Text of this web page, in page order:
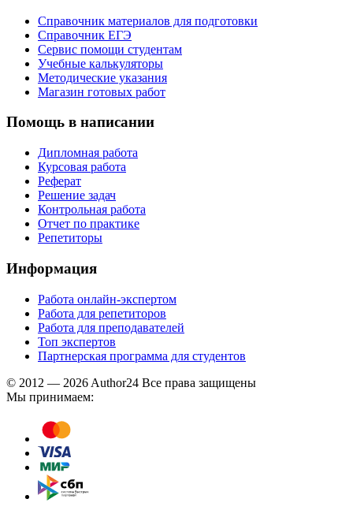
Справочник материалов для подготовки
Справочник ЕГЭ
Сервис помощи студентам
Учебные калькуляторы
Методические указания
Магазин готовых работ
Помощь в написании
Дипломная работа
Курсовая работа
Реферат
Решение задач
Контрольная работа
Отчет по практике
Репетиторы
Информация
Работа онлайн-экспертом
Работа для репетиторов
Работа для преподавателей
Топ экспертов
Партнерская программа для студентов
© 2012 — 2026 Author24 Все права защищены
Мы принимаем: